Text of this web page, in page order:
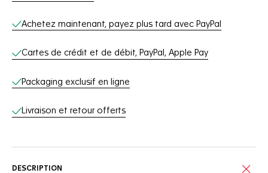
Achetez maintenant, payez plus tard avec PayPal
Cartes de crédit et de débit, PayPal, Apple Pay
Packaging exclusif en ligne
Livraison et retour offerts
DESCRIPTION